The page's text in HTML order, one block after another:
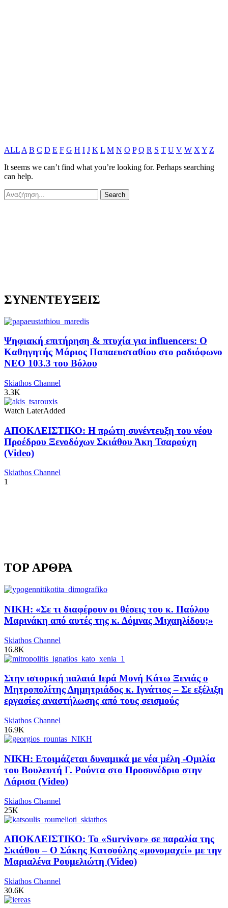
ALL A B C D E F G H I J K L M N O P Q R S T U V W X Y Z
It seems we can’t find what you’re looking for. Perhaps searching
can help.
ΣΥΝΕΝΤΕΥΞΕΙΣ
Ψηφιακή επιτήρηση & πτυχία για influencers: Ο
Καθηγητής Μάριος Παπαευσταθίου στο ραδιόφωνο
NEO 103.3 του Βόλου
Skiathos Channel
3.3K
Watch LaterAdded
ΑΠΟΚΛΕΙΣΤΙΚΟ: Η πρώτη συνέντευξη του νέου
Προέδρου Ξενοδόχων Σκιάθου Άκη Τσαρούχη
(Video)
Skiathos Channel
1
TOP ΑΡΘΡΑ
ΝΙΚΗ: «Σε τι διαφέρουν οι θέσεις του κ. Παύλου
Μαρινάκη από αυτές της κ. Δόμνας Μιχαηλίδου;»
Skiathos Channel
16.8K
Στην ιστορική παλαιά Ιερά Μονή Κάτω Ξενιάς ο
Μητροπολίτης Δημητριάδος κ. Ιγνάτιος – Σε εξέλιξη
εργασίες αναστήλωσης από τους σεισμούς
Skiathos Channel
16.9K
ΝΙΚΗ: Ετοιμάζεται δυναμικά με νέα μέλη -Ομιλία
του Βουλευτή Γ. Ρούντα στο Προσυνέδριο στην
Λάρισα (Video)
Skiathos Channel
25K
ΑΠΟΚΛΕΙΣΤΙΚΟ: Το «Survivor» σε παραλία της
Σκιάθου – Ο Σάκης Κατσούλης «μονομαχεί» με την
Μαριαλένα Ρουμελιώτη (Video)
Skiathos Channel
30.6K